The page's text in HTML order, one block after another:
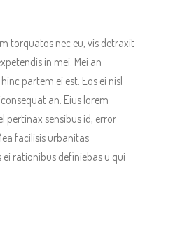
torquatos nec eu, vis detraxit
in mei. Mei an
partem ei est. Eos ei nisl
an. Eius lorem
pertinax sensibus id, error
facilisis urbanitas
rationibus definiebas u qui